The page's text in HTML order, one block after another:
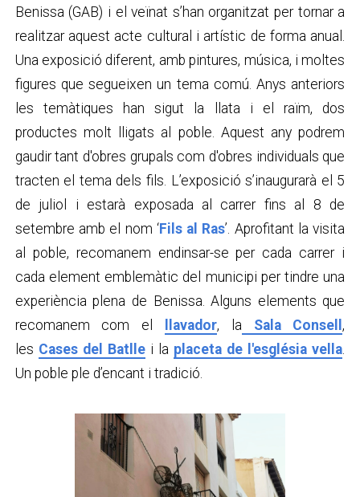
Benissa (GAB) i el veïnat s’han organitzat per tornar a
realitzar aquest acte cultural i artístic de forma anual.
Una exposició diferent, amb pintures, música, i moltes
figures que segueixen un tema comú. Anys anteriors
les temàtiques han sigut la llata i el raïm, dos
productes molt lligats al poble. Aquest any podrem
gaudir tant d'obres grupals com d'obres individuals que
tracten el tema dels fils. L’exposició s’inaugurarà el 5
de juliol i estarà exposada al carrer fins al 8 de
setembre amb el nom ‘Fils al Ras’. Aprofitant la visita
al poble, recomanem endinsar-se per cada carrer i
cada element emblemàtic del municipi per tindre una
experiència plena de Benissa. Alguns elements que
recomanem com el
llavador, la Sala Consell,
les Cases del Batllei la placeta de l'església vella
Un poble ple d’encant i tradició.